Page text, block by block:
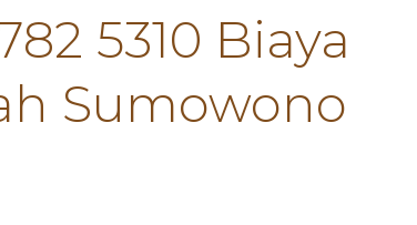
5310 Biaya
Sumowono